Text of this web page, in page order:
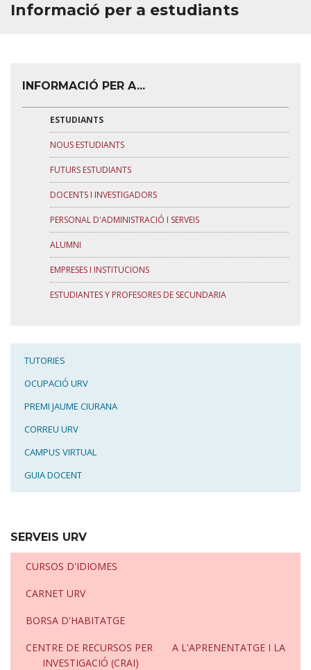
Alumni
Informació per a estudiants
INFORMACIÓ PER A...
ESTUDIANTS
NOUS ESTUDIANTS
FUTURS ESTUDIANTS
DOCENTS I INVESTIGADORS
PERSONAL D'ADMINISTRACIÓ I SERVEIS
ALUMNI
EMPRESES I INSTITUCIONS
ESTUDIANTES Y PROFESORES DE SECUNDARIA
TUTORIES
OCUPACIÓ URV
PREMI JAUME CIURANA
CORREU URV
CAMPUS VIRTUAL
GUIA DOCENT
SERVEIS URV
CURSOS D'IDIOMES
CARNET URV
BORSA D'HABITATGE
CENTRE DE RECURSOS PER A L'APRENENTATGE I LA
INVESTIGACIÓ (CRAI)